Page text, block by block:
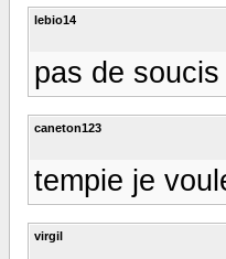
lebio14
pas de soucis
caneton123
tempie je
virgil